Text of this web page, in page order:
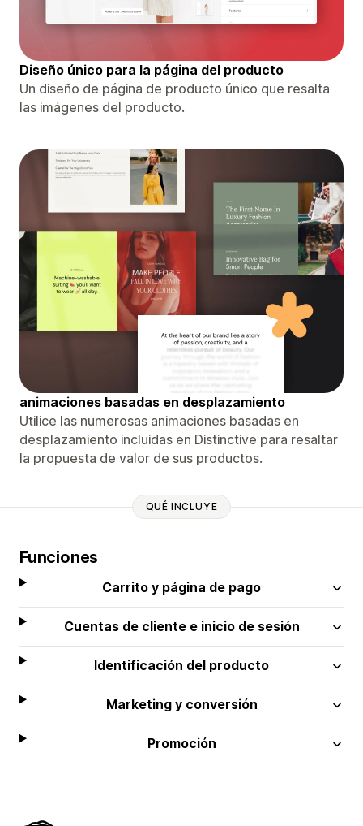
Diseño único para la página del producto
Un diseño de página de producto único que resalta
las imágenes del producto.
animaciones basadas en desplazamiento
Utilice las numerosas animaciones basadas en
desplazamiento incluidas en Distinctive para resaltar
la propuesta de valor de sus productos.
QUÉ INCLUYE
Funciones
Carrito y página de pago
Cuentas de cliente e inicio de sesión
Identificación del producto
Marketing y conversión
Promoción